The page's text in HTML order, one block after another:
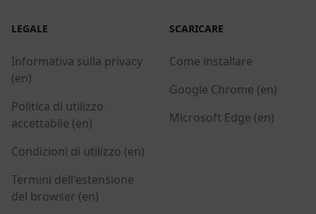
LEGALE
Informativa sulla privacy
(en)
Politica di utilizzo
accettabile (en)
Condizioni di utilizzo (en)
Termini dell'estensione
del browser (en)
SCARICARE
Come installare
Google Chrome (en)
Microsoft Edge (en)